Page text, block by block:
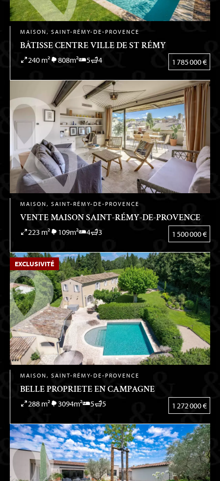
MAISON, SAINT-RÉMY-DE-PROVENCE
BÂTISSE CENTRE VILLE DE ST RÉMY
240 m² 808m² 5 4 1 785 000 €
MAISON, SAINT-RÉMY-DE-PROVENCE
VENTE MAISON SAINT-RÉMY-DE-PROVENCE
223 m² 109m² 4 3 1 500 000 €
EXCLUSIVITÉ
MAISON, SAINT-RÉMY-DE-PROVENCE
BELLE PROPRIETE EN CAMPAGNE
288 m² 3094m² 5 5 1 272 000 €